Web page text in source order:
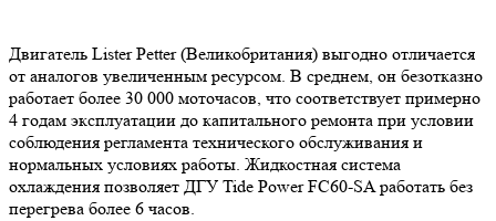
Двигатель Lister Petter (Великобритания) выгодно отличается
от аналогов увеличенным ресурсом. В среднем, он безотказно
работает более 30 000 моточасов, что соответствует примерно
4 годам эксплуатации до капитального ремонта при условии
соблюдения регламента технического обслуживания и
нормальных условиях работы. Жидкостная система
охлаждения позволяет ДГУ Tide Power FC60-SA работать без
перегрева более 6 часов.